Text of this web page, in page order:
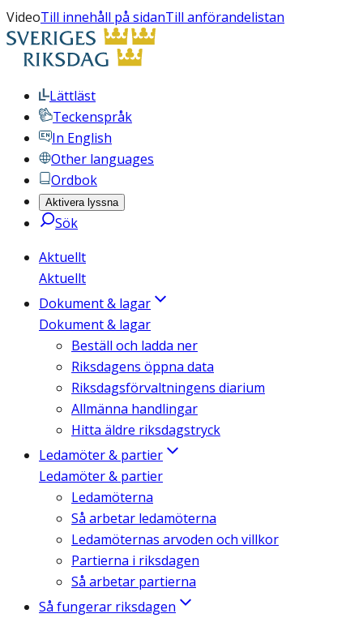
VideoTill innehåll på sidanTill anförandelistan
Lättläst
Teckenspråk
In English
Other languages
Ordbok
Aktivera lyssna
Sök
Aktuellt
Aktuellt
Dokument & lagar
Dokument & lagar
Beställ och ladda ner
Riksdagens öppna data
Riksdagsförvaltningens diarium
Allmänna handlingar
Hitta äldre riksdagstryck
Ledamöter & partier
Ledamöter & partier
Ledamöterna
Så arbetar ledamöterna
Ledamöternas arvoden och villkor
Partierna i riksdagen
Så arbetar partierna
Så fungerar riksdagen